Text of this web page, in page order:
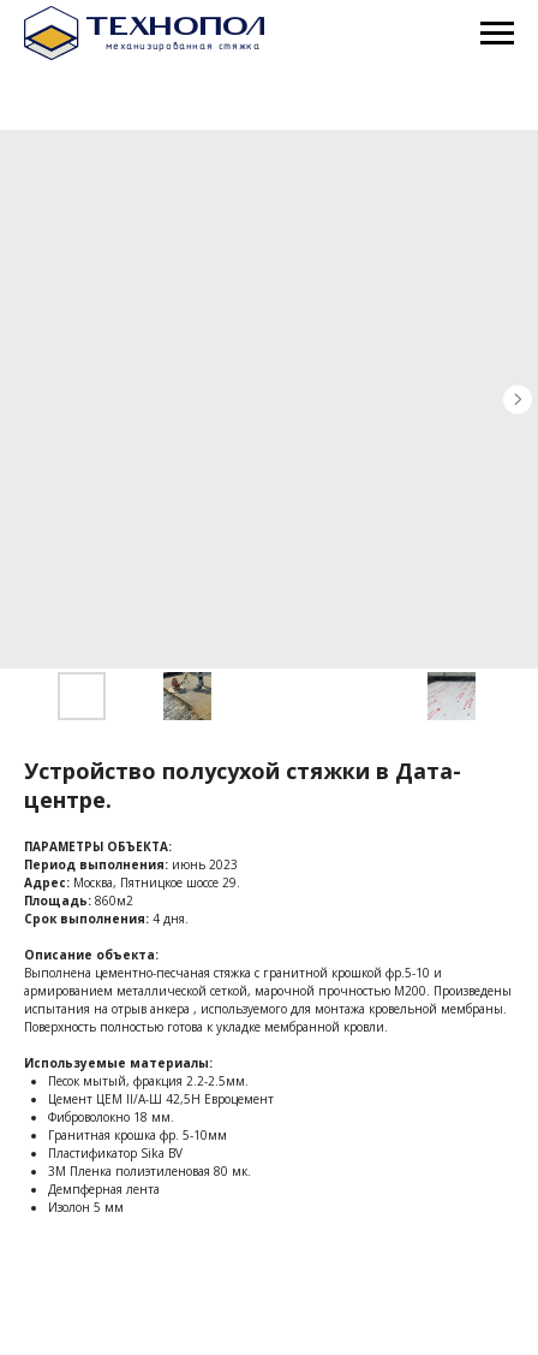
Устройство полусухой стяжки в Дата-
центре.
ПАРАМЕТРЫ ОБЪЕКТА:
Период выполнения: июнь 2023
Адрес: Москва, Пятницкое шоссе 29.
Площадь: 860м2
Срок выполнения: 4 дня.
Описание объекта:
Выполнена цементно-песчаная стяжка с гранитной крошкой фр.5-10 и
армированием металлической сеткой, марочной прочностью М200. Произведены
испытания на отрыв анкера , используемого для монтажа кровельной мембраны.
Поверхность полностью готова к укладке мембранной кровли.
Используемые материалы:
Песок мытый, фракция 2.2-2.5мм.
Цемент ЦЕМ II/A-Ш 42,5Н Евроцемент
Фиброволокно 18 мм.
Гранитная крошка фр. 5-10мм
Пластификатор Sika BV
3M Пленка полиэтиленовая 80 мк.
Демпферная лента
Изолон 5 мм